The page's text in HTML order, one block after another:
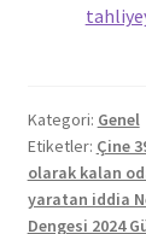
Kategori: Genel
Etiketler: Çine
olarak kalan
yaratan iddia
Dengesi 2024